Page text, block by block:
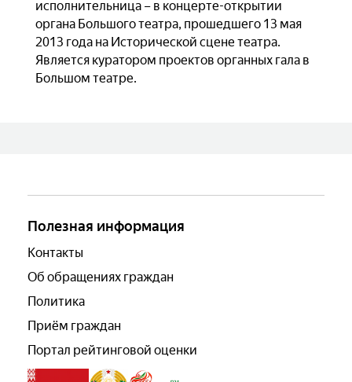
исполнительница – в концерте-открытии
органа Большого театра, прошедшего 13 мая
2013 года на Исторической сцене театра.
Является куратором проектов органных гала в
Большом театре.
Полезная информация
Контакты
Об обращениях граждан
Политика
Приём граждан
Портал рейтинговой оценки